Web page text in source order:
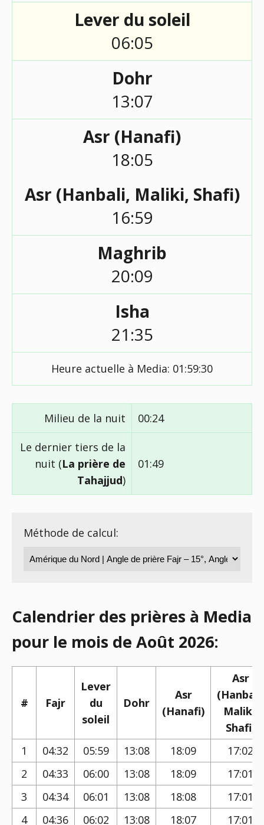
Lever du soleil
06:05
Dohr
13:07
Asr (Hanafi)
18:05
Asr (Hanbali, Maliki, Shafi)
16:59
Maghrib
20:09
Isha
21:35
Heure actuelle à Media: 01:59:31
Milieu de la nuit 00:24
Le dernier tiers de la
nuit (La prière de
Tahajjud)
01:49
Méthode de calcul:
Calendrier des prières à Media
pour le mois de Août 2026:
# Fajr
Lever
du
soleil
Dohr
Asr
(Hanafi)
Asr
(Hanbali,
Maliki,
Shafi)
1
04:32 05:59 13:08 18:09
17:02
2
04:33 06:00 13:08 18:09
17:01
3
04:34 06:01 13:08 18:08
17:01
4
04:36 06:02 13:08 18:07 17:01